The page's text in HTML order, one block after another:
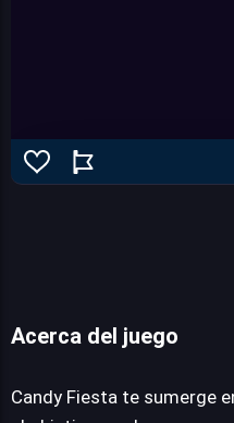
Acerca del juego
Candy Fiesta te sumerge